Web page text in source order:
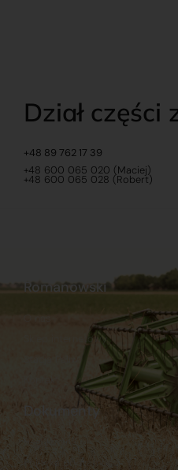
Dział części
+48 89 762 17 39
+48 600 065 020 (Maciej)
+48 600 065 028 (Robert)
Dokumenty
Regulamin
Polityka prywatności
Romanowski
Sklep internetowy